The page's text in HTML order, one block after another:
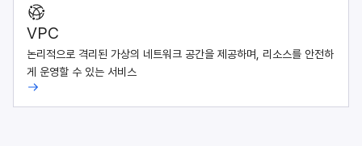
VPC
논리적으로 격리된 가상의 네트워크 공간을 제공하며, 리소스를 안전하
게 운영할 수 있는 서비스